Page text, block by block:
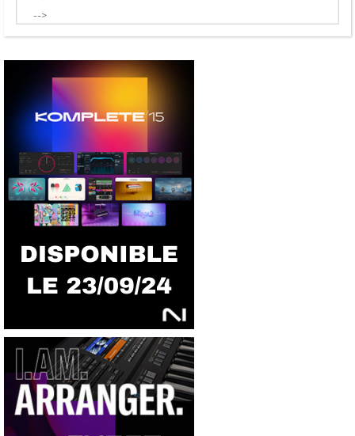
-->